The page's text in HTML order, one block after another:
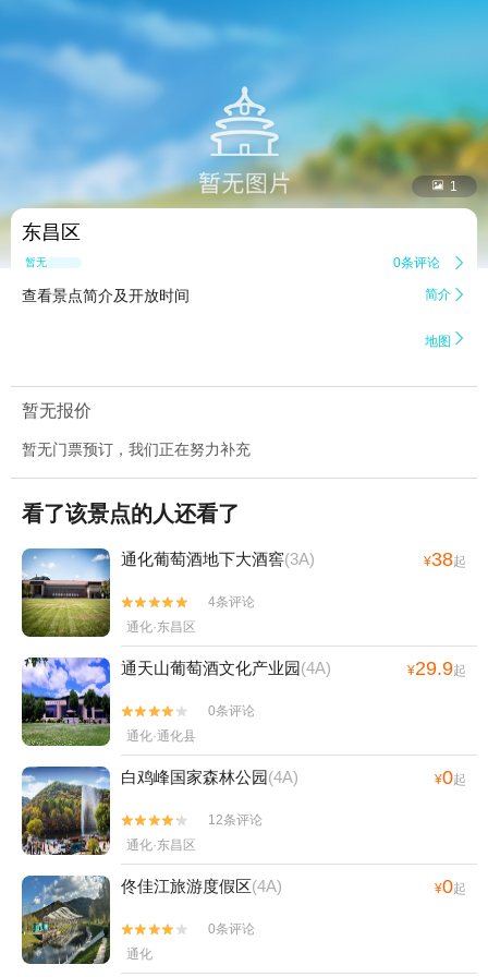
 1
东昌区
暂无点评 0条评论 
查看景点简介及开放时间 简介 
地图 
暂无报价
暂无门票预订，我们正在努力补充
看了该景点的人还看了
通化葡萄酒地下大酒窖(3A) ¥38起


4条评论
通化·东昌区
通天山葡萄酒文化产业园(4A) ¥29.9起


0条评论
通化·通化县
白鸡峰国家森林公园(4A) ¥0起


12条评论
通化·东昌区
佟佳江旅游度假区(4A) ¥0起


0条评论
通化